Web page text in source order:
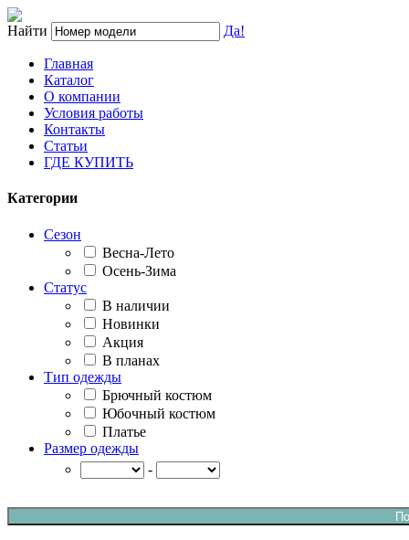
Найти Да!
Главная
Каталог
О компании
Условия работы
Контакты
Статьи
ГДЕ КУПИТЬ
Категории
Сезон
Весна-Лето
Осень-Зима
Статус
В наличии
Новинки
Акция
В планах
Тип одежды
Брючный костюм
Юбочный костюм
Платье
Размер одежды
-